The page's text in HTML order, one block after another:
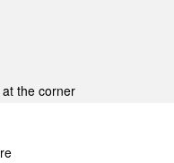
the corner